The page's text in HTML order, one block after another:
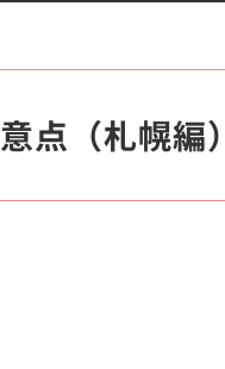
点（札幌編